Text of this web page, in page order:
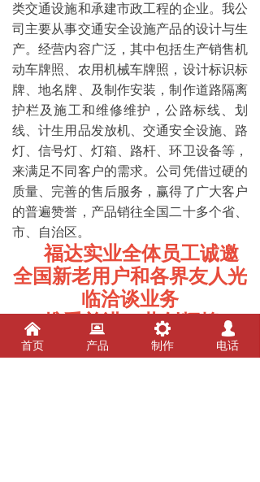
类交通设施和承建市政工程的企业。我公
司主要从事交通安全设施产品的设计与生
产。经营内容广泛，其中包括生产销售机
动车牌照、农用机械车牌照，设计标识标
牌、地名牌、及制作安装，制作道路隔离
护栏及施工和维修维护，公路标线、划
线、计生用品发放机、交通安全设施、路
灯、信号灯、灯箱、路杆、环卫设备等，
来满足不同客户的需求。公司凭借过硬的
质量、完善的售后服务，赢得了广大客户
的普遍赞誉，产品销往全国二十多个省、
市、自治区。
福达实业全体员工诚邀
全国新老用户和各界友人光
临洽谈业务
携手并进，共创辉煌！
낀
首页
뀵
产品
끶
制作
넙
电话